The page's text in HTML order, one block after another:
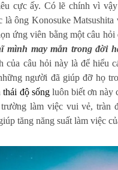
cực ấy. Có lẽ chính vì
là ông Konosuke
ứng viên bằng một câu
mình may mắn trong đời
của câu hỏi này là để hiểu
người đã giúp đỡ họ
thái độ sốngluôn biết ơn này
làm việc vui vẻ, tràn
tăng năng suất làm việc